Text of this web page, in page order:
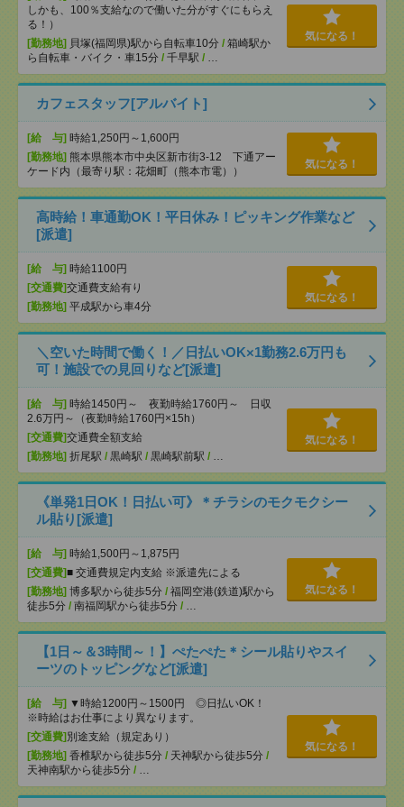
しかも、100％支給なので働いた分がすぐにもらえ
る！）
[勤務地] 貝塚(福岡県)駅から自転車10分 / 箱崎駅か
ら自転車・バイク・車15分 / 千早駅 / …
気になる！
カフェスタッフ[アルバイト]
[給 与] 時給1,250円～1,600円
[勤務地] 熊本県熊本市中央区新市街3-12 下通アー
ケード内（最寄り駅：花畑町（熊本市電））
気になる！
高時給！車通勤OK！平日休み！ピッキング作業など
[派遣]
[給 与] 時給1100円
[交通費]交通費支給有り
[勤務地] 平成駅から車4分
気になる！
＼空いた時間で働く！／日払いOK×1勤務2.6万円も
可！施設での見回りなど[派遣]
[給 与] 時給1450円～ 夜勤時給1760円～ 日収
2.6万円～（夜勤時給1760円×15h）
[交通費]交通費全額支給
[勤務地] 折尾駅 / 黒崎駅 / 黒崎駅前駅 / …
気になる！
《単発1日OK！日払い可》＊チラシのモクモクシー
ル貼り[派遣]
[給 与] 時給1,500円～1,875円
[交通費]■ 交通費規定内支給 ※派遣先による
[勤務地] 博多駅から徒歩5分 / 福岡空港(鉄道)駅から
徒歩5分 / 南福岡駅から徒歩5分 / …
気になる！
【1日～＆3時間～！】ぺたぺた＊シール貼りやスイ
ーツのトッピングなど[派遣]
[給 与] ▼時給1200円～1500円 ◎日払いOK！
※時給はお仕事により異なります。
[交通費] 別途支給（規定あり）
[勤務地] 香椎駅から徒歩5分 / 天神駅から徒歩5分 /
天神南駅から徒歩5分 / …
気になる！